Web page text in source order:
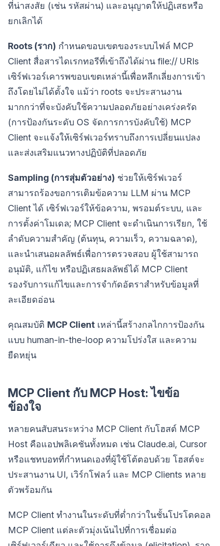
ที่น่าสงสัย (เช่น รหัสผ่าน) และอนุญาตให้ปฏิเสธหรือ
ยกเลิกได้
Roots (ราก) กำหนดขอบเขตของระบบไฟล์ MCP
Client สื่อสารไดเรกทอรีที่เข้าถึงได้ผ่าน file:// URIs
เซิร์ฟเวอร์เคารพขอบเขตเหล่านี้เพื่อหลีกเลี่ยงการเข้า
ถึงโดยไม่ได้ตั้งใจ แม้ว่า roots จะประสานงาน
มากกว่าที่จะบังคับใช้ความปลอดภัยอย่างเคร่งครัด
(การป้องกันระดับ OS จัดการการบังคับใช้) MCP
Client จะแจ้งให้เซิร์ฟเวอร์ทราบถึงการเปลี่ยนแปลง
และส่งเสริมแนวทางปฏิบัติที่ปลอดภัย
Sampling (การสุ่มตัวอย่าง) ช่วยให้เซิร์ฟเวอร์
สามารถร้องขอการเติมข้อความ LLM ผ่าน MCP
Client ได้ เซิร์ฟเวอร์ให้ข้อความ, พรอมต์ระบบ, และ
การตั้งค่าโมเดล; MCP Client จะดำเนินการเรียก, ใช้
ลำดับความสำคัญ (ต้นทุน, ความเร็ว, ความฉลาด),
และนำเสนอผลลัพธ์เพื่อการตรวจสอบ ผู้ใช้สามารถ
อนุมัติ, แก้ไข หรือปฏิเสธผลลัพธ์ได้ MCP Client
รองรับการแก้ไขและการจำกัดอัตราสำหรับข้อมูลที่
ละเอียดอ่อน
คุณสมบัติ MCP Client เหล่านี้สร้างกลไกการป้องกัน
แบบ human-in-the-loop ความโปร่งใส และความ
ยืดหยุ่น
MCP Client กับ MCP Host: ไขข้อ
ข้องใจ
หลายคนสับสนระหว่าง MCP Client กับโฮสต์ MCP
Host คือแอปพลิเคชันทั้งหมด เช่น Claude.ai, Cursor
หรือแชทบอทที่กำหนดเองที่ผู้ใช้โต้ตอบด้วย โฮสต์จะ
ประสานงาน UI, เวิร์กโฟลว์ และ MCP Clients หลาย
ตัวพร้อมกัน
MCP Client ทำงานในระดับที่ต่ำกว่าในชั้นโปรโตคอล
MCP Client แต่ละตัวมุ่งเน้นไปที่การเชื่อมต่อ